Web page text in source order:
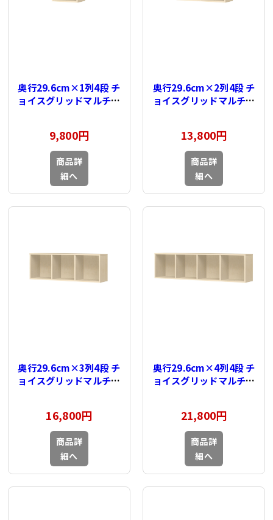
奥行29.6cm×1列4段 チ
ョイスグリッドマルチラ
9,800円
商品詳
細へ
奥行29.6cm×2列4段 チ
ョイスグリッドマルチラ
13,800円
商品詳
細へ
奥行29.6cm×3列4段 チ
ョイスグリッドマルチラ
16,800円
商品詳
細へ
奥行29.6cm×4列4段 チ
ョイスグリッドマルチラ
21,800円
商品詳
細へ